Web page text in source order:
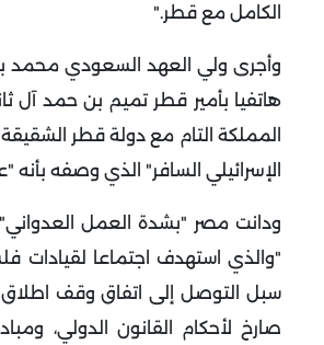
الكامل مع قطر".
وأجرى ولي العهد السعودي محمد
هاتفيا بأمير قطر تميم بن حمد آل
المملكة التام مع دولة قطر الشقيقة
الإسرائيلي السافر" الذي وصفه
ودانت مصر "بشدة العمل
"والذي استهدف اجتماعا لقيادات
سبل التوصل إلى اتفاق وقف اطلاق
صارخ لأحكام القانون الدولي،